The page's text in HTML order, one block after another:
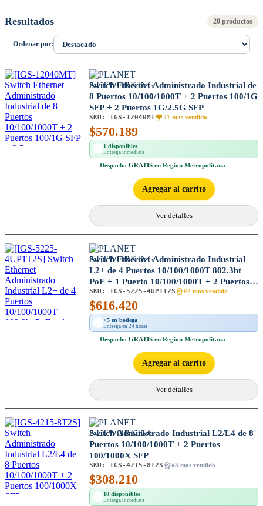
Resultados 20 productos
Ordenar por:
Switch Ethernet Administrado Industrial de
8 Puertos 10/100/1000T + 2 Puertos 100/1G
SFP + 2 Puertos 1G/2.5G SFP
SKU: IGS-12040MT #1 mas vendido
$570.189
1 disponibles
Entrega inmediata
Despacho GRATIS en Region Metropolitana
Agregar al carrito
Ver detalles
Switch Ethernet Administrado Industrial
L2+ de 4 Puertos 10/100/1000T 802.3bt
PoE + 1 Puerto 10/100/1000T + 2 Puertos
1G/2.5G SFP
SKU: IGS-5225-4UP1T2S #2 mas vendido
$616.420
+5 en bodega
Entrega en 24 horas
Despacho GRATIS en Region Metropolitana
Agregar al carrito
Ver detalles
Switch Administrado Industrial L2/L4 de 8
Puertos 10/100/1000T + 2 Puertos
100/1000X SFP
SKU: IGS-4215-8T2S #3 mas vendido
$308.210
10 disponibles
Entrega inmediata